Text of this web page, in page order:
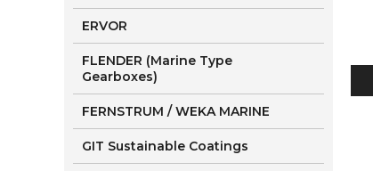
ERVOR
FLENDER (Marine Type
Gearboxes)
FERNSTRUM / WEKA MARINE
GIT Sustainable Coatings